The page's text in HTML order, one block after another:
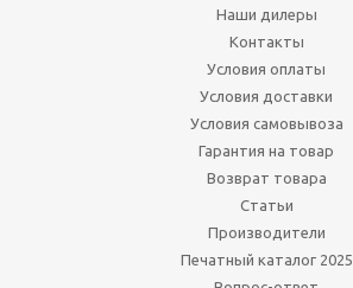
Наши дилеры
Контакты
Условия оплаты
Условия доставки
Условия самовывоза
Гарантия на товар
Возврат товара
Статьи
Производители
Печатный каталог 2025